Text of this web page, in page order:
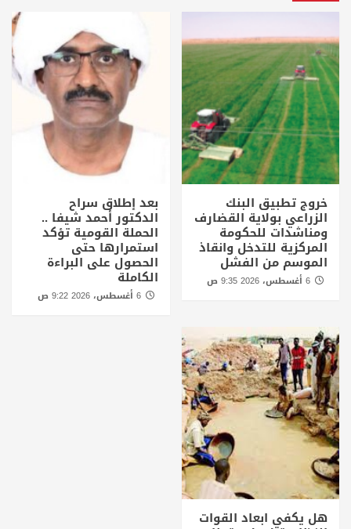
خروج تطبيق البنك
الزراعي بولاية القضارف
ومناشدات للحكومة
المركزية للتدخل وانقاذ
الموسم من الفشل
بعد إطلاق سراح
الدكتور أحمد شيفا ..
الحملة القومية تؤكد
استمرارها حتى
الحصول على البراءة
الكاملة
6 أغسطس، 2026 9:22 ص
هل يكفي ابعاد القوات